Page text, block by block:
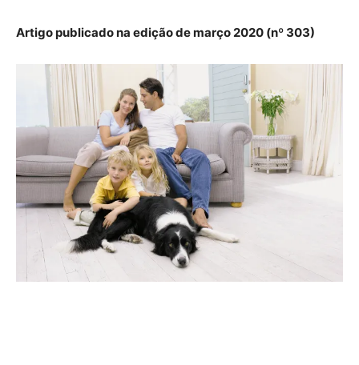
Artigo publicado na edição de março 2020 (nº 303)